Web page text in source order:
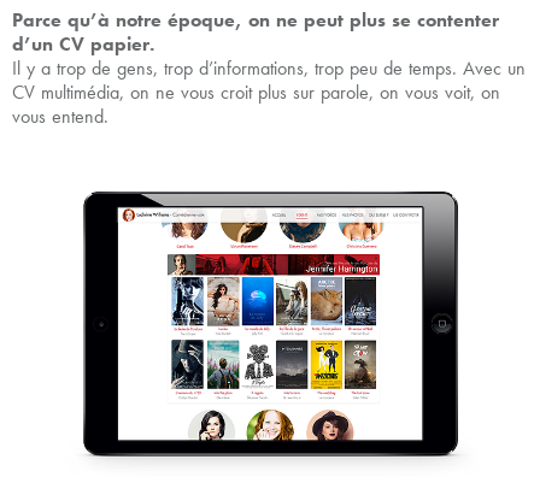
Parce qu’à notre époque, on ne peut plus se contenter
d’un CV papier.
Il y a trop de gens, trop d’informations, trop peu de temps. Avec un
CV multimédia, on ne vous croit plus sur parole, on vous voit, on
vous entend.